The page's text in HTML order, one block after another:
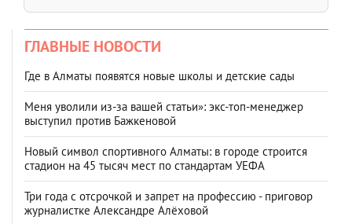
ГЛАВНЫЕ НОВОСТИ
Где в Алматы появятся новые школы и детские сады
Меня уволили из-за вашей статьи»: экс-топ-менеджер
выступил против Бажкеновой
Новый символ спортивного Алматы: в городе строится
стадион на 45 тысяч мест по стандартам УЕФА
Три года с отсрочкой и запрет на профессию - приговор
журналистке Александре Алёховой